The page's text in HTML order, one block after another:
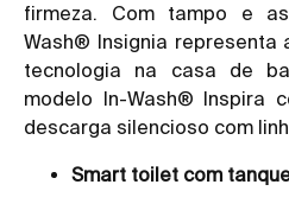
firmeza. Com tampo e
Wash® Insignia representa
tecnologia na casa de
modelo In-Wash® Inspira
descarga silencioso com
Smart toilet com